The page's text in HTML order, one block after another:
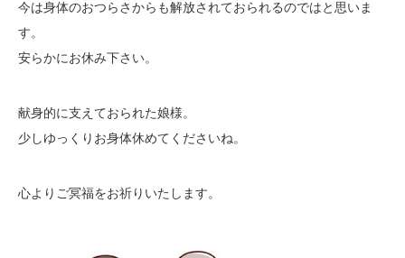
今は身体のおつらさからも解放されておられるのではと思いま
す。
安らかにお休み下さい。
献身的に支えておられた娘様。
少しゆっくりお身体休めてくださいね。
心よりご冥福をお祈りいたします。